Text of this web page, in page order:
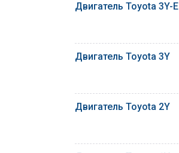
Двигатель Toyota 3Y-E
Двигатель Toyota 3Y
Двигатель Toyota 2Y